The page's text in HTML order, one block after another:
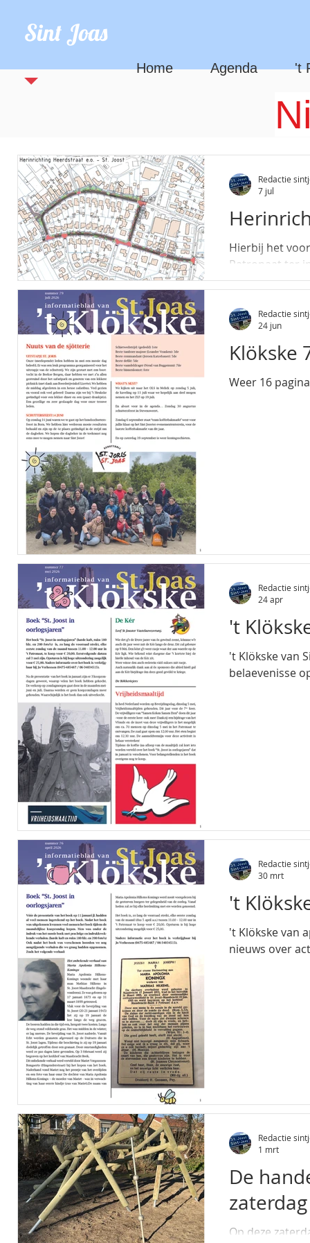
Sint Joas
Home Agenda 't
Hierbij het
Patronaat ter
aanmerkingen
met het
Redactie
7 jul
Klökske
Weer 16
Redactie
24 jun
't
't Klökske van
belaevenisse
Redactie
24 apr
't
't Klökske van
nieuws over
Redactie
30 mrt
De
Op deze
Redactie
1 mrt